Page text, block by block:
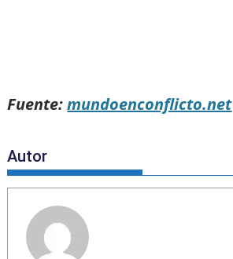
Fuente:mundoenconflicto.net
Autor